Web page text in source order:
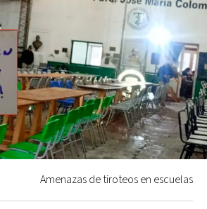
Amenazas de tiroteos en escuelas